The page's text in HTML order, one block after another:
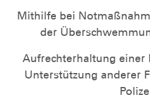
Mithilfe bei
der
Aufrechterhaltung
Unterstützung anderer